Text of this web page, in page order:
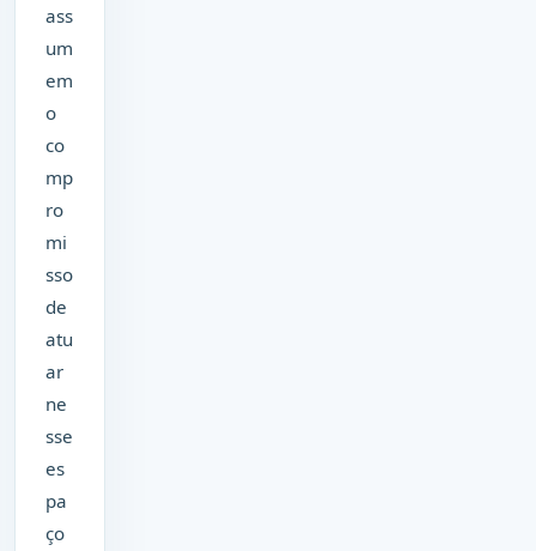
ass
um
em
o
co
mp
ro
mi
sso
de
atu
ar
ne
sse
es
pa
ço